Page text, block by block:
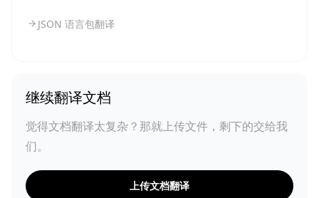
JSON 语言包翻译
继续翻译文档
觉得文档翻译太复杂？那就上传文件，剩下的交给我
们。
上传文档翻译